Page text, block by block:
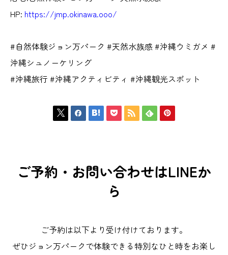
HP: https://jmp.okinawa.ooo/
#自然体験ジョン万パーク #天然水族感 #沖縄ウミガメ #
沖縄シュノーケリング
#沖縄旅行 #沖縄アクティビティ #沖縄観光スポット
      
ご予約・お問い合わせはLINEか
ら
ご予約は以下より受け付けております。
ぜひジョン万パークで体験できる特別なひと時をお楽し